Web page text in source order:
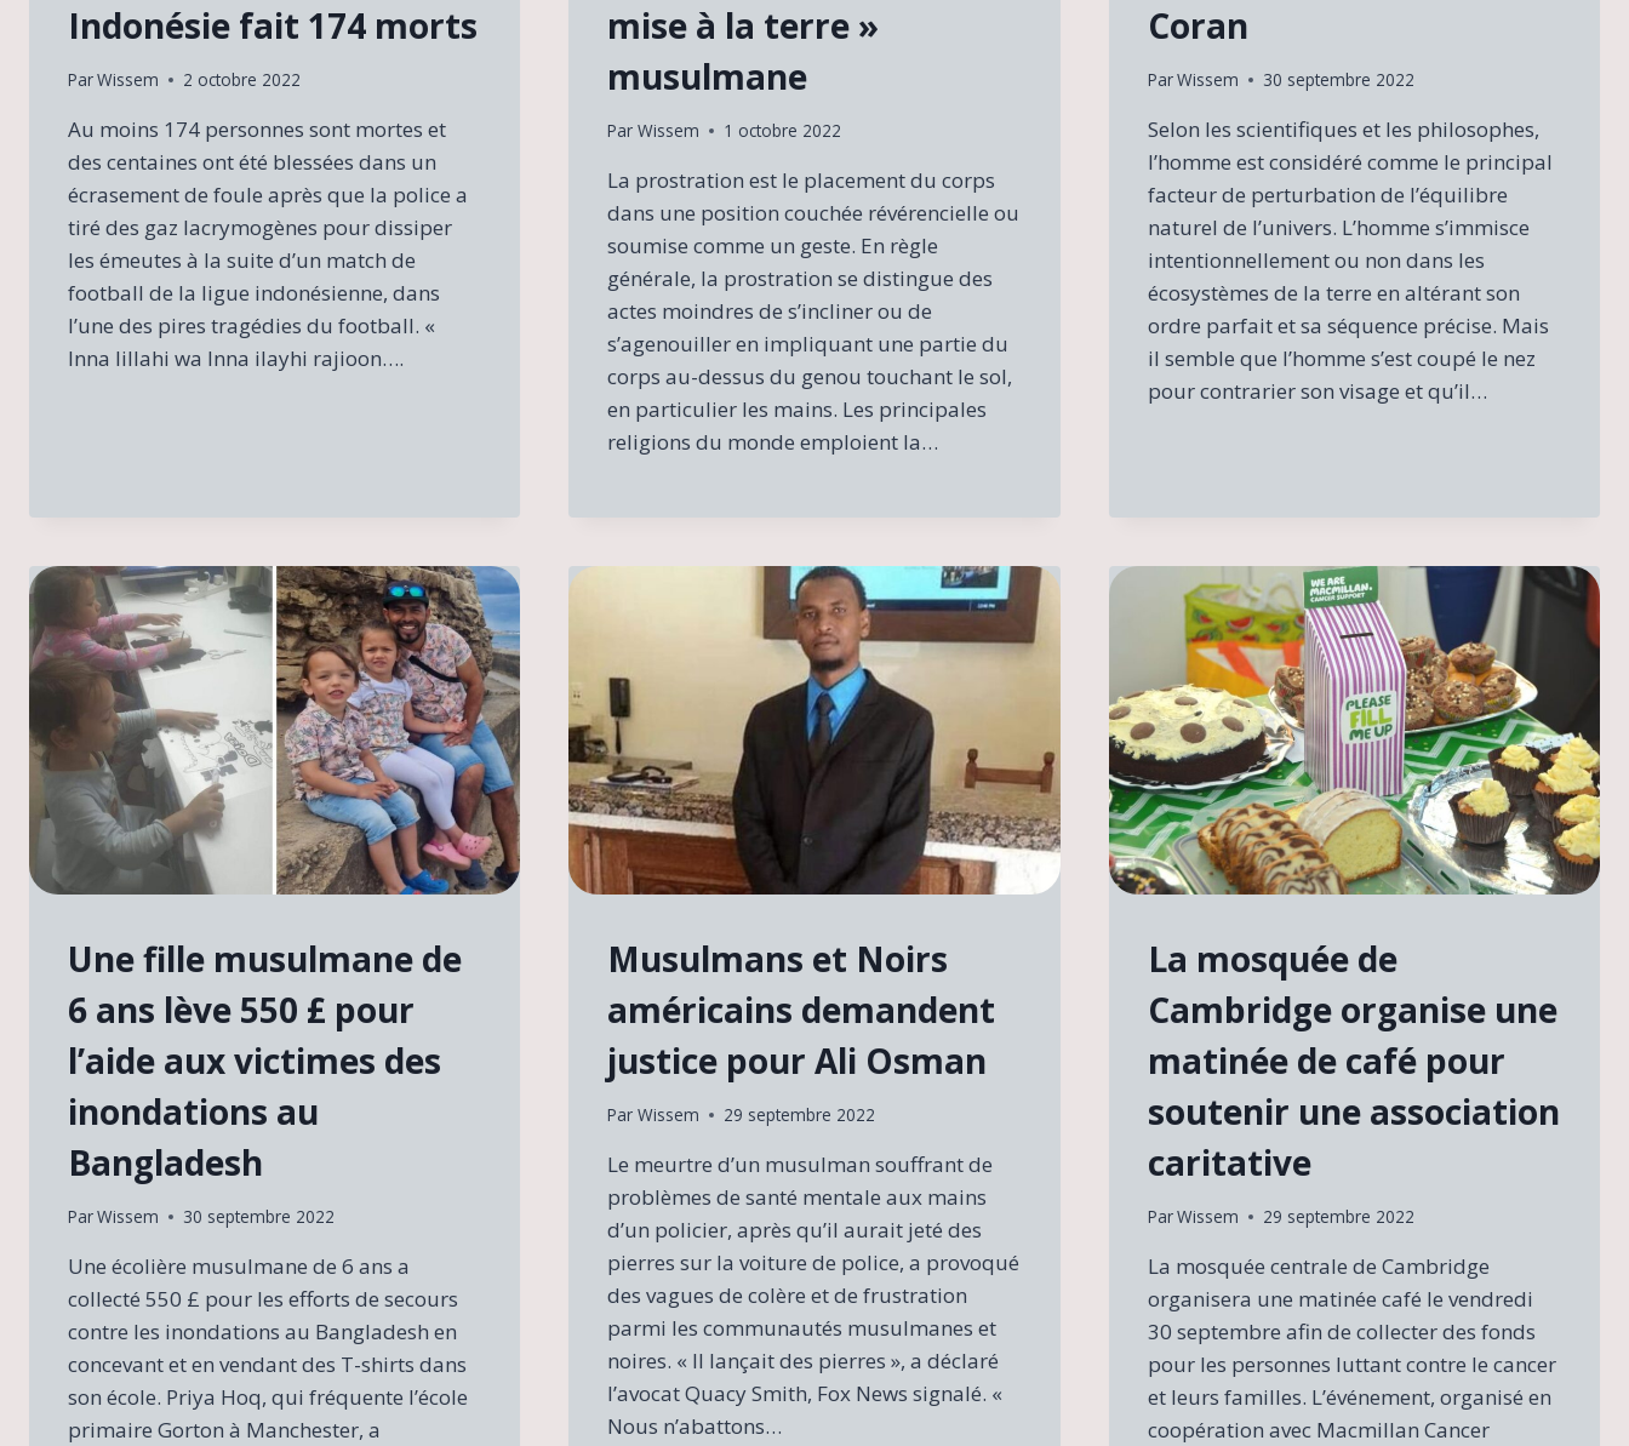
Indonésie fait 174 morts
ParWissem 2 octobre 2022
Au moins 174 personnes sont mortes et
des centaines ont été blessées dans un
écrasement de foule après que la police a
tiré des gaz lacrymogènes pour dissiper
les émeutes à la suite d’un match de
football de la ligue indonésienne, dans
l’une des pires tragédies du football. «
Inna lillahi wa Inna ilayhi rajioon….
mise à la terre »
musulmane
Par Wissem 1 octobre 2022
La prostration est le placement du corps
dans une position couchée révérencielle ou
soumise comme un geste. En règle
générale, la prostration se distingue des
actes moindres de s’incliner ou de
s’agenouiller en impliquant une partie du
corps au-dessus du genou touchant le sol,
en particulier les mains. Les principales
religions du monde emploient la…
Coran
ParWissem 30 septembre 2022
Selon les scientifiques et les philosophes,
l’homme est considéré comme le principal
facteur de perturbation de l’équilibre
naturel de l’univers. L’homme s’immisce
intentionnellement ou non dans les
écosystèmes de la terre en altérant son
ordre parfait et sa séquence précise. Mais
il semble que l’homme s’est coupé le nez
pour contrarier son visage et qu’il…
Une fille musulmane de
6 ans lève 550 £ pour
l’aide aux victimes des
inondations au
Bangladesh
ParWissem 30 septembre 2022
Une écolière musulmane de 6 ans a
collecté 550 £ pour les efforts de secours
contre les inondations au Bangladesh en
concevant et en vendant des T-shirts dans
son école. Priya Hoq, qui fréquente l’école
primaire Gorton à Manchester, a
Musulmans et Noirs
américains demandent
justice pour Ali Osman
Par Wissem 29 septembre 2022
Le meurtre d’un musulman souffrant de
problèmes de santé mentale aux mains
d’un policier, après qu’il aurait jeté des
pierres sur la voiture de police, a provoqué
des vagues de colère et de frustration
parmi les communautés musulmanes et
noires. « Il lançait des pierres », a déclaré
l’avocat Quacy Smith, Fox News signalé. «
Nous n’abattons…
La mosquée de
Cambridge organise une
matinée de café pour
soutenir une association
caritative
ParWissem 29 septembre 2022
La mosquée centrale de Cambridge
organisera une matinée café le vendredi
30 septembre afin de collecter des fonds
pour les personnes luttant contre le cancer
et leurs familles. L’événement, organisé en
coopération avec Macmillan Cancer